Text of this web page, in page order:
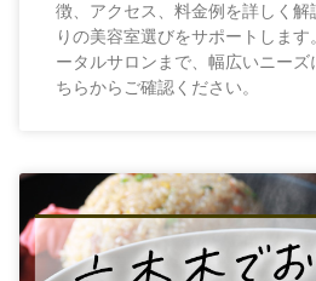
徴、アクセス、料金例を詳しく解
りの美容室選びをサポートしま
ータルサロンまで、幅広いニーズ
ちらからご確認ください。